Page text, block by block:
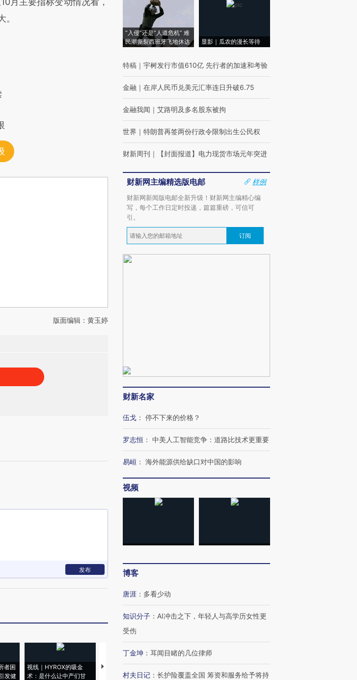
版面编辑：黄玉婷
发布
者困
发健
视线｜HYROX的吸金
术：是什么让中产们甘
马航飞行员跨国走私7万
粒摇头丸 尿检体内含3种
度Z世代 用街头抗争将教
机”？难民潮撕裂西班牙
“入侵”还是“人道危机” 难
民潮撕裂西班牙飞地休达
显影｜瓜农的漫长等待
特稿 ｜ 宇树发行市值610亿 先行者的加速和考验
金融 ｜ 在岸人民币兑美元汇率连日升破6.75
金融我闻 ｜ 艾路明及多名股东被拘
世界 ｜ 特朗普再签两份行政令限制出生公民权
财新周刊 ｜ 【封面报道】电力现货市场元年突进
财新网主编精选版电邮
样例
财新网新闻版电邮全新升级！财新网主编精心编
写，每个工作日定时投递，篇篇重磅，可信可
引。
订阅
财新名家
伍戈 ： 停不下来的价格？
罗志恒 ： 中美人工智能竞争：道路比技术更重要
易峘 ： 海外能源供给缺口对中国的影响
视频
博客
唐涯 ： 多看少动
知识分子 ： AI冲击之下，年轻人与高学历女性更
受伤
丁金坤 ： 耳闻目睹的几位律师
村夫日记 ： 长护险覆盖全国 筹资和服务给予将持